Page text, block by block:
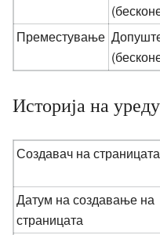
Преместување
Историја на
Создавач на страницата
Датум на создавање на
страницата